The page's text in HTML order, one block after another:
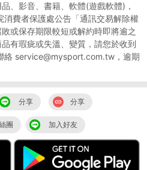
、影音、書籍、軟體(遊戲軟體)，
費者保護處公告「通訊交易解除權
或保存期限較短或解約時即將逾之
有瑕疵或失溫、變質，請您於收到
絡 service@mysport.com.tw，逾期
分享 分享
團 加入好友